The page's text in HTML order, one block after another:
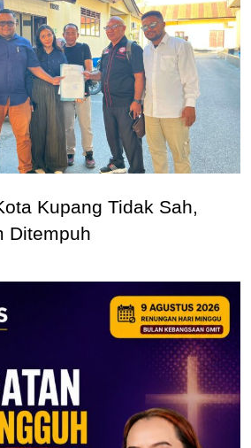
Kupang Tidak Sah,
Ditempuh